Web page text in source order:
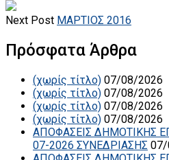
Next Post ΜΑΡΤΙΟΣ 2016
Πρόσφατα Άρθρα
(χωρίς τίτλο) 07/08/2026
(χωρίς τίτλο) 07/08/2026
(χωρίς τίτλο) 07/08/2026
(χωρίς τίτλο) 07/08/2026
ΑΠΟΦΑΣΕΙΣ ΔΗΜΟΤΙΚΗΣ
07-2026 ΣΥΝΕΔΡΙΑΣΗΣ